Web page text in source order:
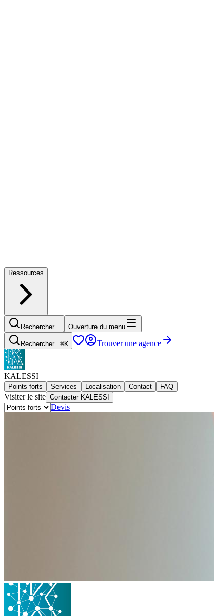
Ressources
Rechercher... Ouverture du menu
Rechercher...⌘K Trouver une agence
KALESSI
Points forts Services Localisation Contact FAQ
Visiter le site Contacter KALESSI
Devis